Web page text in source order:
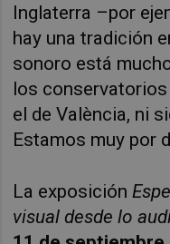
Inglaterra –por
hay una tradición
sonoro está
los
el de València, ni
Estamos muy por
La exposición
visual desde lo